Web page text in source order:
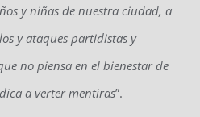
y niñas de nuestra ciudad, a
y ataques partidistas y
no piensa en el bienestar de
a verter mentiras”.